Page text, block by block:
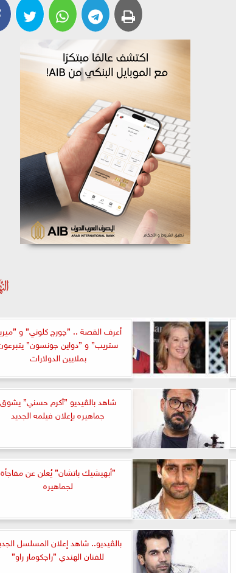
أعرف القصة .. ”چورچ كلوني” و
ستريپ” و ”دواين چونسون”
بملايين الدولارات
شاهد بالڤيديو ”أكرم حسني” يشوق
جماهيره بإعلان فيلمه الجديد
”أبهيشيك باتشان” يُعلن عن مفاجأة
لجماهيره
بالڤيديو.. شاهد إعلان المسلسل
للفنان الهندي ”راچكومار راو”